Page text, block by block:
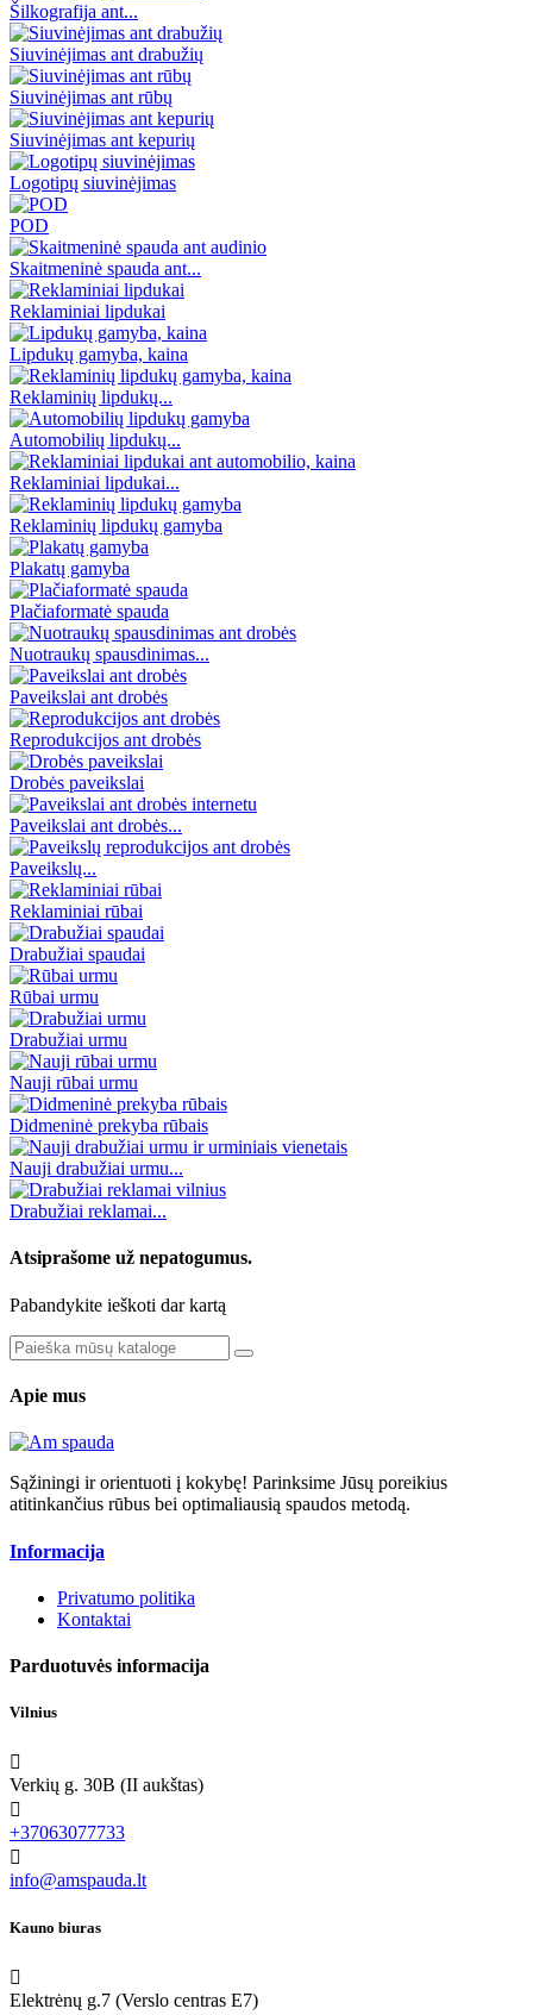
Šilkografija ant...
Siuvinėjimas ant drabužių
Siuvinėjimas ant rūbų
Siuvinėjimas ant kepurių
Logotipų siuvinėjimas
POD
Skaitmeninė spauda ant...
Reklaminiai lipdukai
Lipdukų gamyba, kaina
Reklaminių lipdukų...
Automobilių lipdukų...
Reklaminiai lipdukai...
Reklaminių lipdukų gamyba
Plakatų gamyba
Plačiaformatė spauda
Nuotraukų spausdinimas...
Paveikslai ant drobės
Reprodukcijos ant drobės
Drobės paveikslai
Paveikslai ant drobės...
Paveikslų...
Reklaminiai rūbai
Drabužiai spaudai
Rūbai urmu
Drabužiai urmu
Nauji rūbai urmu
Didmeninė prekyba rūbais
Nauji drabužiai urmu...
Drabužiai reklamai...
Atsiprašome už nepatogumus.
Pabandykite ieškoti dar kartą
Apie mus
Sąžiningi ir orientuoti į kokybę! Parinksime Jūsų poreikius
atitinkančius rūbus bei optimaliausią spaudos metodą.
Informacija
Privatumo politika
Kontaktai
Parduotuvės informacija
Vilnius

Verkių g. 30B (II aukštas)

+37063077733

info@amspauda.lt
Kauno biuras

Elektrėnų g.7 (Verslo centras E7)